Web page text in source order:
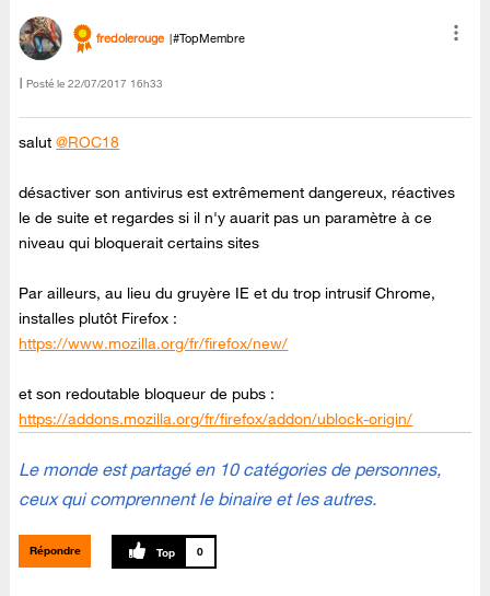
fredolerouge #TopMembre
Posté le ‎22/07/2017 16h33
salut@ROC18
désactiver son antivirus est extrêmement dangereux, réactives
le de suite et regardes si il n'y auarit pas un paramètre à ce
niveau qui bloquerait certains sites
Par ailleurs, au lieu du gruyère IE et du trop intrusif Chrome,
installes plutôt Firefox :
https://www.mozilla.org/fr/firefox/new/
et son redoutable bloqueur de pubs :
https://addons.mozilla.org/fr/firefox/addon/ublock-origin/
Le monde est partagé en 10 catégories de personnes,
ceux qui comprennent le binaire et les autres.
Répondre 0